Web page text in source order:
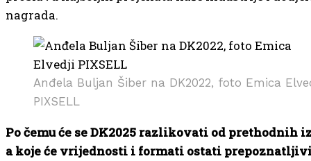
nagrada.
Anđela Buljan Šiber na DK2022, foto Emica
PIXSELL
Po čemu će se DK2025 razlikovati od prethodnih
a koje će vrijednosti i formati ostati